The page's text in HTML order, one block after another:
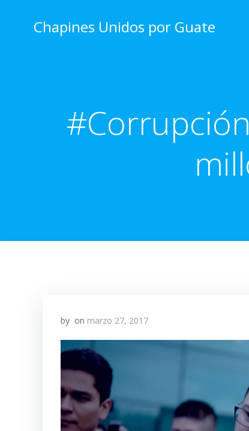
Chapines Unidos por Guate
by on marzo 27, 2017